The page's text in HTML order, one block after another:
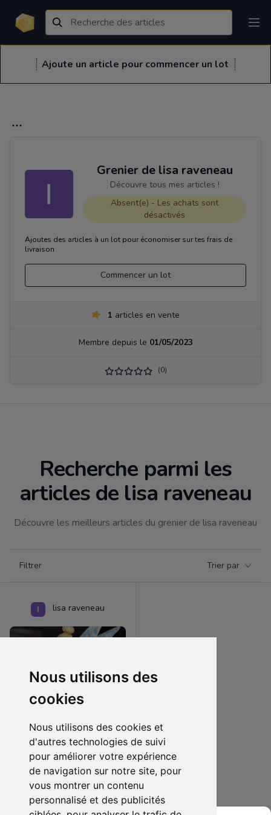
Nous utilisons des
cookies
Nous utilisons des cookies et
d'autres technologies de suivi
pour améliorer votre expérience
de navigation sur notre site, pour
vous montrer un contenu
personnalisé et des publicités
Grenier de lisa raveneau
Découvre tous mes articles !
Absent(e) - Les achats sont
désactivés
Ajoutes des articles à un lot pour économiser sur tes frais de
livraison
Commencer un lot
1 articles en vente
Membre depuis le 01/05/2023
(0)
Recherche parmi les
articles de lisa raveneau
Découvre les meilleurs articles du grenier de lisa raveneau
Filtrer Trier par
lisa raveneau
40.00 € 2
Figurine Disney fée clochette
Ajouter au lot
Ajoute un article pour commencer un lot